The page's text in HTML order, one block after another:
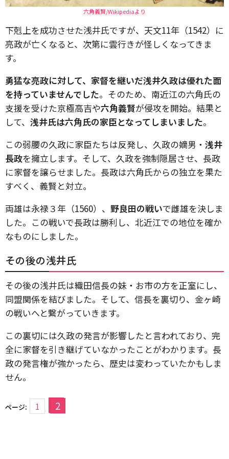
六角義賢/Wikipediaより
下剋上を成功させた浅井氏ですが、天文11年（1542）に
亮政が亡くなると、次第に雲行きが怪しくなってきま
す。
勇猛な亮政に対して、家督を継いだ浅井久政は優れた面
を持っていませんでした。そのため、南近江の六角氏の
支援を受けた京極高吉や六角義賢が侵攻を開始。結果と
して、 浅井氏は六角氏の家臣となってしまいました。
この弱腰の久政に家臣たちは反発し、久政の嫡男・ 浅井
長政を擁立します。そして、久政を強制隠居させ、長政
に家督を譲らせました。長政は六角氏からの独立を果た
すべく、義賢と対立。
両雄は永禄３年（1560）、 野良田の戦いで雌雄を決しま
した。この戦いで長政は勝利し、北近江での地位を確か
なものにしました。
その後の浅井氏
その後の浅井氏は織田信長の妹・お市の方を正室にし、
同盟関係を結びました。そして、信長を裏切り、金ヶ崎
の戦いへと繋がっていきます。
この裏切には久政の発言が影響したと言われており、完
全に家督を引き継げていなかったことがわかります。長
政の発言権が強かったら、歴史は変わっていたかもしま
せん。
ページ: 1 2